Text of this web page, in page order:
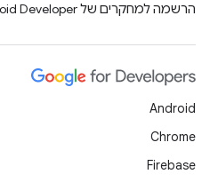
הרשמה למחקרים של Android Developer
Android
Chrome
Firebase